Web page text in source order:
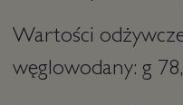
Wartości
węglowodany: g